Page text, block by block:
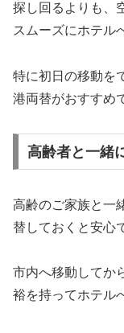
探し回るよりも、
スムーズにホテル
特に初日の移動を
港両替がおすすめ
高齢者と一緒
高齢のご家族と一
替しておくと安心
市内へ移動してか
裕を持ってホテル